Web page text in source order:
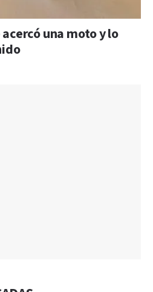
una moto y lo